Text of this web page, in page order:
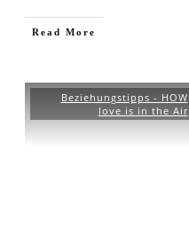
​Read More
Beziehungstipps - HOW
love is in the Air